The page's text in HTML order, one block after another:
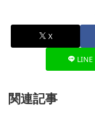
X
LINE
関連記事